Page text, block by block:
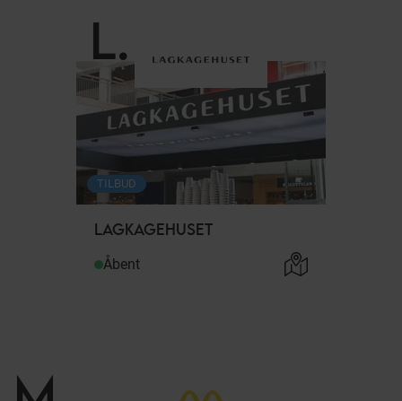
L.
LAGKAGEHUSET
TILBUD
Åbent